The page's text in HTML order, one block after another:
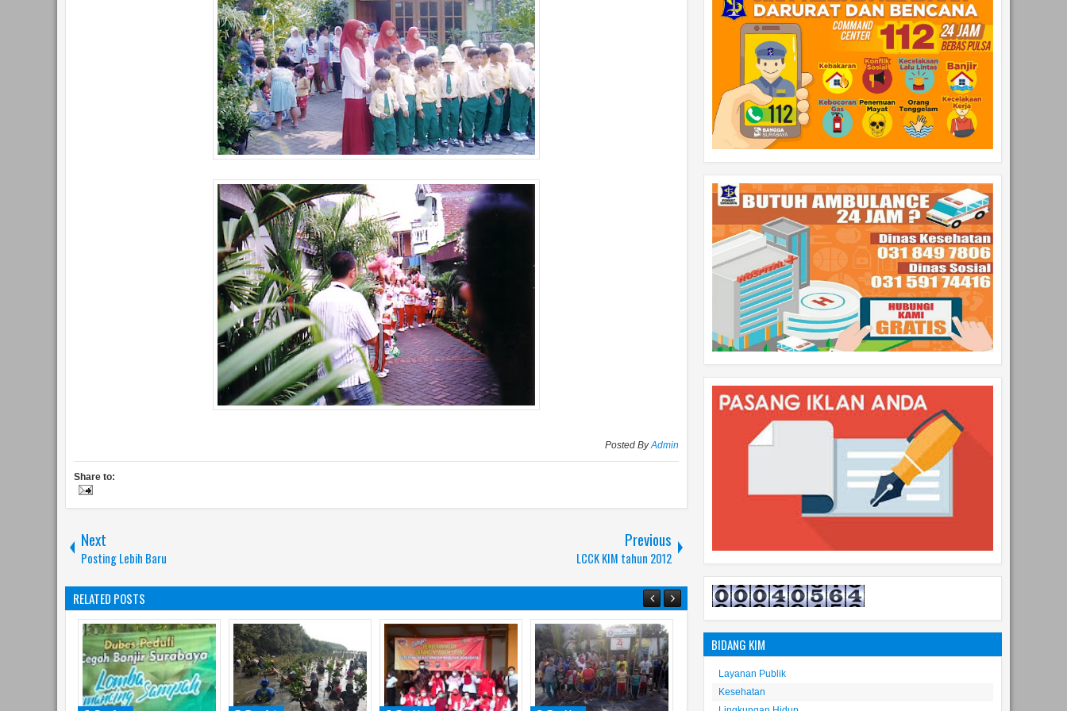
Posted ByAdmin
Share to:
Next
Posting Lebih Baru
Previous
LCCK KIM tahun 2012
RELATED POSTS
BIDANG KIM
Layanan Publik
Kesehatan